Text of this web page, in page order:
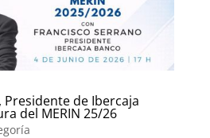
Presidente de Ibercaja
del MERIN 25/26